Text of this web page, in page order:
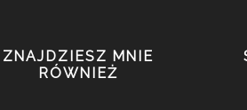
ZNAJDZIESZ MNIE
RÓWNIEŻ